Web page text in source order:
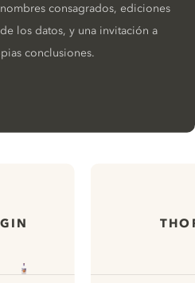
consagrados, ediciones
los datos, y una invitación a
conclusiones.